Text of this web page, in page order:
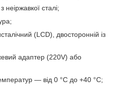
сталі;
(LCD), двосторонній із
адаптер (220V) або
— від 0 °C до +40 °C;